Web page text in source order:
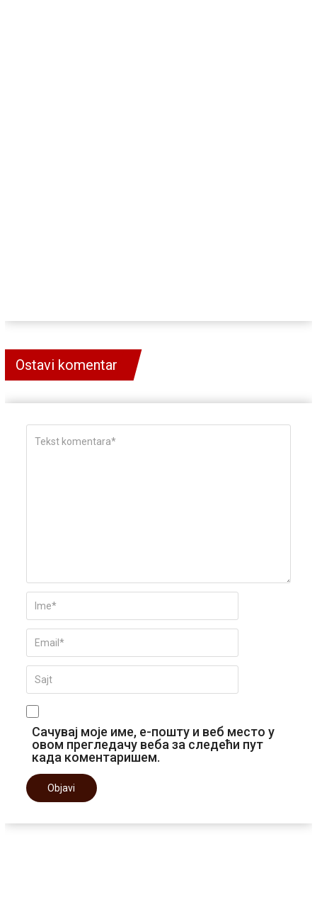
Ostavi komentar
Сачувај моје име, е-пошту и веб место у
овом прегледачу веба за следећи пут
када коментаришем.